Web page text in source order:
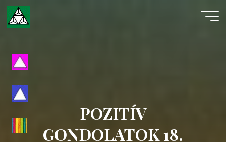
Skip
content
POZITÍV
GONDOLATOK 18.